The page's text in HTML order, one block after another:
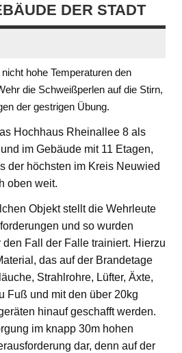
DER STADT
hohe Temperaturen den
die Schweißperlen auf die Stirn,
der gestrigen Übung.
Hochhaus Rheinallee 8 als
im Gebäude mit 11 Etagen,
der höchsten im Kreis Neuwied
oben weit.
Objekt stellt die Wehrleute
und so wurden
Fall der Falle trainiert. Hierzu
das auf der Brandetage
Strahlrohre, Lüfter, Äxte,
Fuß und mit den über 20kg
hinauf geschafft werden.
im knapp 30m hohen
dar, denn auf der